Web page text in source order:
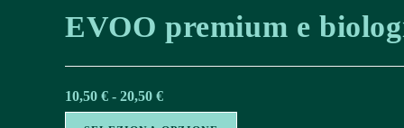
EVOO premium e
10,50 € - 20,50 €